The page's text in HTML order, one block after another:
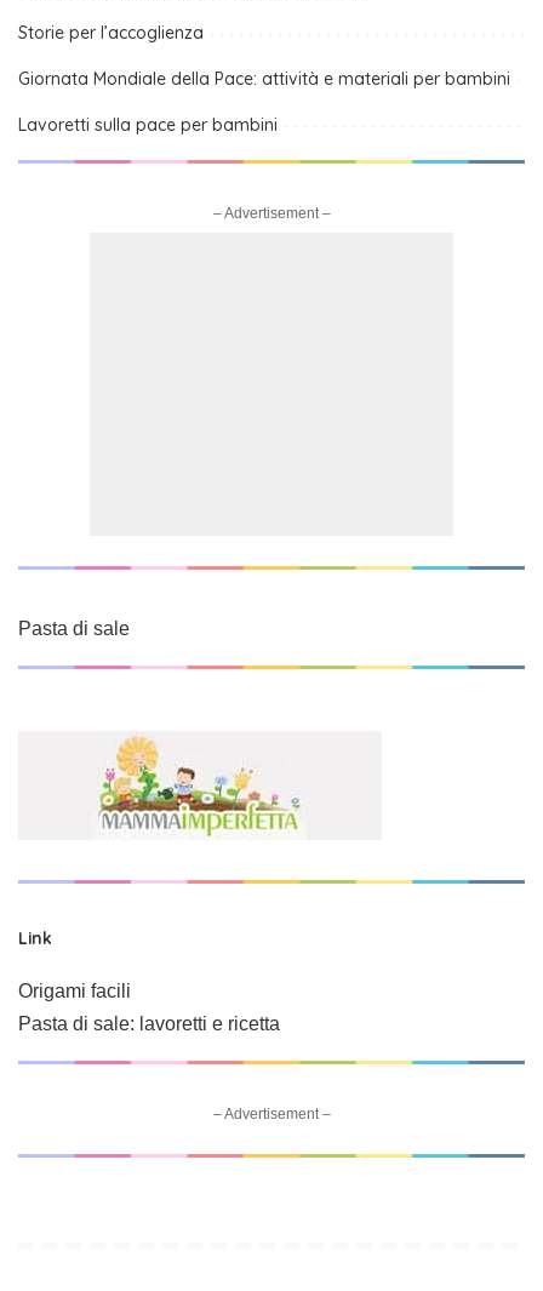
Storie per l’accoglienza
Giornata Mondiale della Pace: attività e materiali per bambini
Lavoretti sulla pace per bambini
– Advertisement –
Pasta di sale
Link
Origami facili
Pasta di sale: lavoretti e ricetta
– Advertisement –